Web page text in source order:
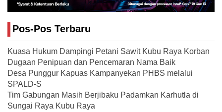
Pos-Pos Terbaru
Kuasa Hukum Dampingi Petani Sawit Kubu Raya Korban
Dugaan Penipuan dan Pencemaran Nama Baik
Desa Punggur Kapuas Kampanyekan PHBS melalui
SPALD-S
Tim Gabungan Masih Berjibaku Padamkan Karhutla di
Sungai Raya Kubu Raya